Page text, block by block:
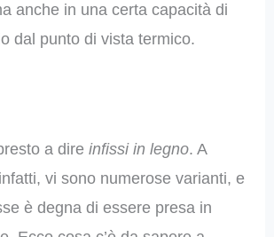
anche in una certa capacità di
dal punto di vista termico.
a dire infissi in legno. A
vi sono numerose varianti, e
è degna di essere presa in